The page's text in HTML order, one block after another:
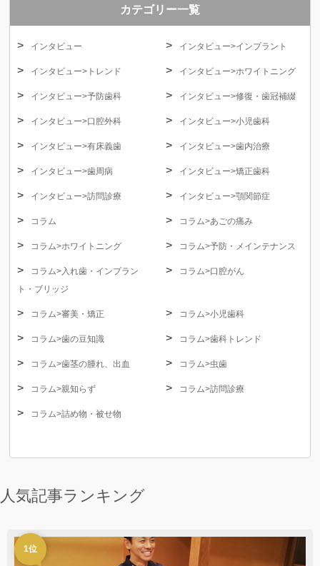
カテゴリー一覧
インタビュー インタビュー>インプラント
インタビュー>トレンド インタビュー>ホワイトニング
インタビュー>予防歯科 インタビュー>修復・歯冠補綴
インタビュー>口腔外科 インタビュー>小児歯科
インタビュー>有床義歯 インタビュー>歯内治療
インタビュー>歯周病 インタビュー>矯正歯科
インタビュー>訪問診療 インタビュー>顎関節症
コラム コラム>あごの痛み
コラム>ホワイトニング コラム>予防・メインテナンス
コラム>入れ歯・インプラン
ト・ブリッジ
コラム>口腔がん
コラム>審美・矯正 コラム>小児歯科
コラム>歯の豆知識 コラム>歯科トレンド
コラム>歯茎の腫れ、出血 コラム>虫歯
コラム>親知らず コラム>訪問診療
コラム>詰め物・被せ物
人気記事ランキング
1位